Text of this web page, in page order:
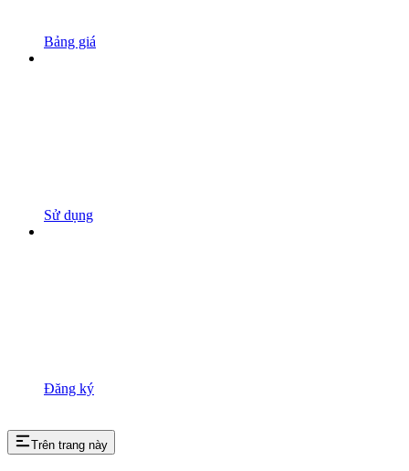
Bảng giá
Sử dụng
Đăng ký
Trên trang này